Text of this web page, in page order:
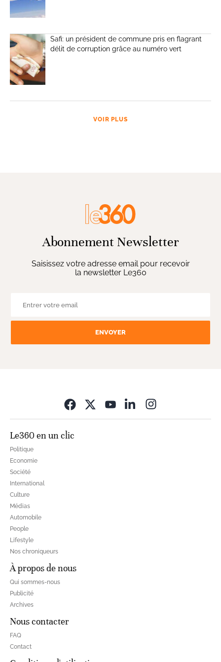
Safi: un président de commune pris en flagrant
délit de corruption grâce au numéro vert
VOIR PLUS
Abonnement Newsletter
Saisissez votre adresse email pour recevoir
la newsletter Le360
ENVOYER
Le360 en un clic
Politique
Economie
Société
International
Culture
Médias
Automobile
People
Lifestyle
Nos chroniqueurs
À propos de nous
Qui sommes-nous
Publicité
Archives
Nous contacter
FAQ
Contact